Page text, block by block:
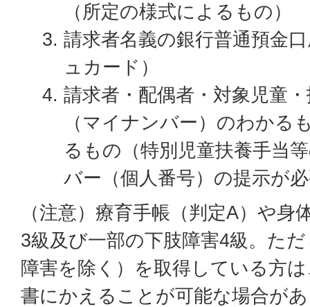
（所定の様式によるもの）
請求者名義の銀行普通預金
ュカード）
請求者・配偶者・対象児童
（マイナンバー）のわかる
るもの（特別児童扶養手当
バー（個人番号）の提示が
（注意）療育手帳（判定A）や身
3級及び一部の下肢障害4級。た
障害を除く）を取得している方
書にかえることが可能な場合が